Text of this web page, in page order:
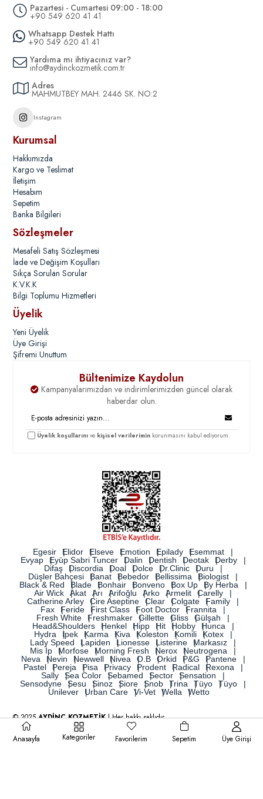
Pazartesi - Cumartesi 09:00 - 18:00
+90 549 620 41 41
Whatsapp Destek Hattı
+90 549 620 41 41
Yardıma mı ihtiyacınız var?
info@aydinckozmetik.com.tr
Adres
MAHMUTBEY MAH. 2446 SK. NO:2
Instagram
Kurumsal
Hakkımızda
Kargo ve Teslimat
İletişim
Hesabım
Sepetim
Banka Bilgileri
Sözleşmeler
Mesafeli Satış Sözleşmesi
İade ve Değişim Koşulları
Sıkça Sorulan Sorular
K.V.K.K
Bilgi Toplumu Hizmetleri
Üyelik
Yeni Üyelik
Üye Girişi
Şifremi Unuttum
Bültenimize Kaydolun
Kampanyalarımızdan ve indirimlerimizden güncel olarak
haberdar olun.
Üyelik koşullarını ve kişisel verilerimin korunmasını kabul ediyorum.
Egesir Elidor Elseve Emotion Epilady
Esemmat
Evyap
Eyüp Sabri Tuncer Dalin Dentish Deotak
Derby
Difaş
Discordia Doal Dolce Dr.Clinic
Duru
Düşler Bahçesi
Banat Bebedor Bellissima
Biologist
Black & Red
Blade Bonhair Bonveno Box Up
By Herba
Air Wick
Akat Arı Arifoğlu Arko Armelit
Carelly
Catherine Arley
Cire Aseptine Clear Colgate
Family
Fax
Feride First Class Foot Doctor
Frannita
Fresh White
Freshmaker Gillette Gliss
Gülşah
Head&Shoulders
Henkel Hipp Hit Hobby
Hunca
Hydra
İpek Karma Kiva Koleston Komili
Kotex
Lady Speed
Lapiden Lionesse Listerine
Markasız
Mis İp
Morfose Morning Fresh Nerox
Neutrogena
Neva
Nevin Newwell Nivea O.B Orkid P&G
Pantene
Pastel
Pereja Pisa Privacy Prodent Radical
Rexona
Sally
Sea Color Sebamed Sector
Sensation
Sensodyne
Sesu Sinoz Siore Snob Trina Tüyo
Tüyo
Unilever
Urban Care Vi-Vet Wella Wetto
© 2025AYDİNÇ KOZMETİK| Her hakkı saklıdır.
Anasayfa Kategoriler Favorilerim Sepetim Üye Girişi